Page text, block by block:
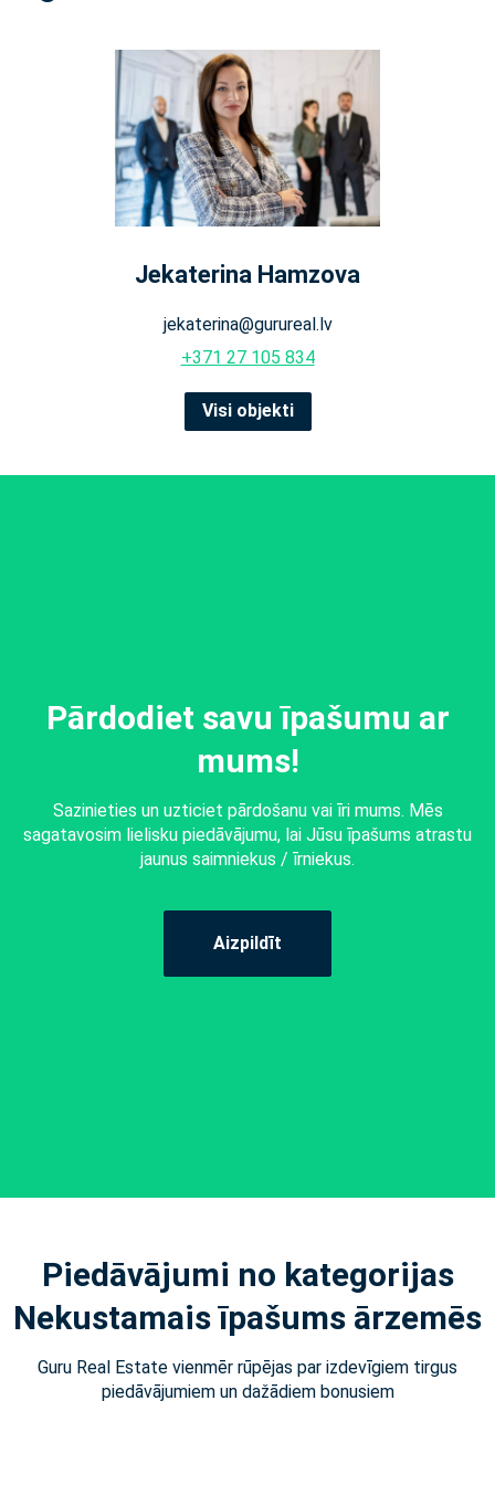
Jekaterina Hamzova
jekaterina@gurureal.lv
+371 27 105 834
Visi objekti
Pārdodiet savu īpašumu ar
mums!
Sazinieties un uzticiet pārdošanu vai īri mums. Mēs
sagatavosim lielisku piedāvājumu, lai Jūsu īpašums atrastu
jaunus saimniekus / īrniekus.
Aizpildīt
Piedāvājumi no kategorijas
Nekustamais īpašums ārzemēs
Guru Real Estate vienmēr rūpējas par izdevīgiem tirgus
piedāvājumiem un dažādiem bonusiem